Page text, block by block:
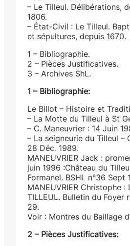
– Le Tilleul. Délibérations,
1806.
– État-Civil : Le Tilleul.
et sépultures, depuis 1670.
1 – Bibliographie.
2 – Pièces Justificatives.
3 – Archives ShL.
1 – Bibliographie:
Le Billot – Histoire et
– La Motte du Tilleul à St
– C. Maneuvrier : 14 Juin
– La seigneurie du Tilleul –
28 Déc. 1989.
MANEUVRIER Jack :
juin 1996 :Château du
Formanel. BSHL n°36 Sept
MANEUVRIER Christophe :
TILLEUL. Bulletin du Foyer
29.
Voir : Montres du Baillage
2 – Pièces Justificatives: